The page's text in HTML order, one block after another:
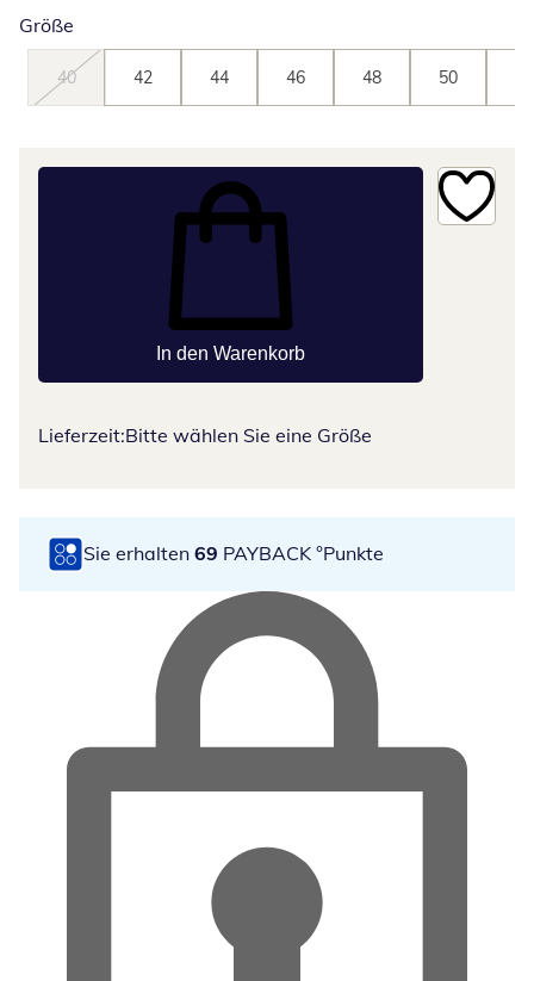
Größe
40 42 44 46 48 50
In den Warenkorb
Lieferzeit:Bitte wählen Sie eine Größe
Sie erhalten 69 PAYBACK °Punkte